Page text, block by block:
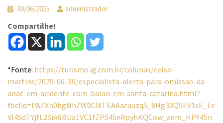
30/06/2025 administrador
Compartilhe!
*Fonte: https://turismo.ig.com.br/colunas/celso-
martins/2025-06-30/especialista-alerta-para-omissao-da-
anac-em-acidente-com-balao-em-santa-catarina.html?
fbclid=PAZXh0bgNhZW0CMTEAAacauzq5_8Hg33Q5EV1sE_Le
VI4SdTYjfL2SiA6BUa1VC1fZP545eRpyhKQCow_aem_HPY45n